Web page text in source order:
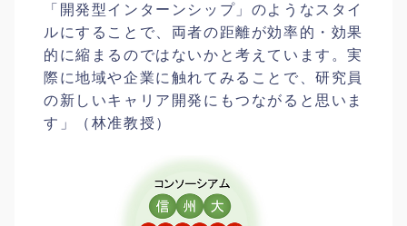
「開発型インターンシップ」のようなスタイ
ルにすることで、両者の距離が効率的・効果
的に縮まるのではないかと考えています。実
際に地域や企業に触れてみることで、研究員
の新しいキャリア開発にもつながると思いま
す」（林准教授）